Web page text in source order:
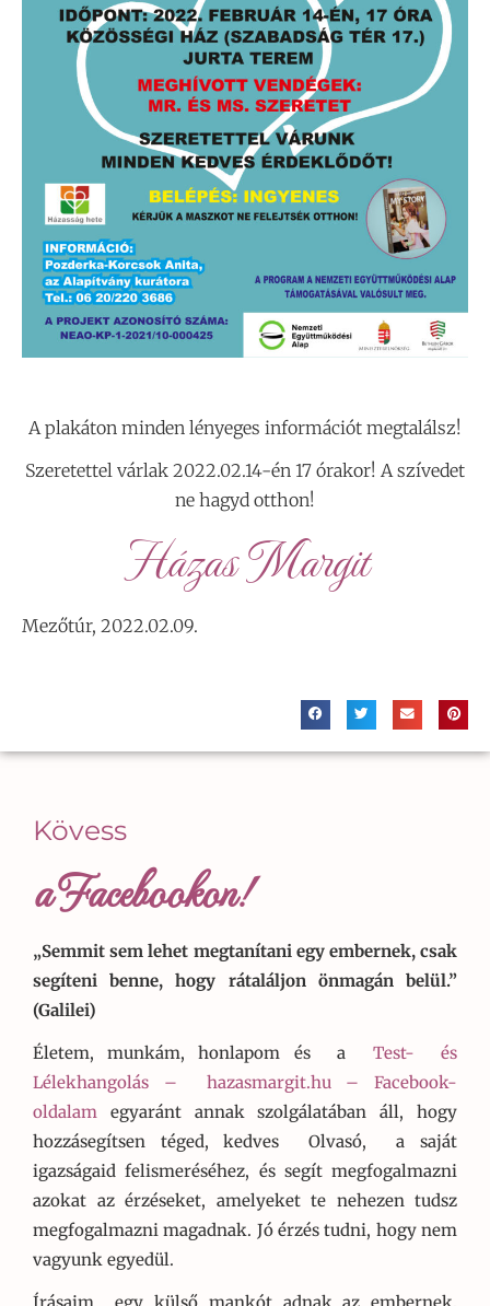
A plakáton minden lényeges információt megtalálsz!
Szeretettel várlak 2022.02.14-én 17 órakor! A szívedet
ne hagyd otthon!
Házas Margit
Mezőtúr, 2022.02.09.
Kövess
a Facebookon!
„Semmit sem lehet megtanítani egy embernek, csak
segíteni benne, hogy rátaláljon önmagán belül.”
(Galilei)
Életem, munkám, honlapom és a Test- és
Lélekhangolás –
hazasmargit.hu – Facebook-
oldalam egyaránt annak szolgálatában áll, hogy
hozzásegítsen téged, kedves Olvasó, a saját
igazságaid felismeréséhez, és segít megfogalmazni
azokat az érzéseket, amelyeket te nehezen tudsz
megfogalmazni magadnak. Jó érzés tudni, hogy nem
vagyunk egyedül.